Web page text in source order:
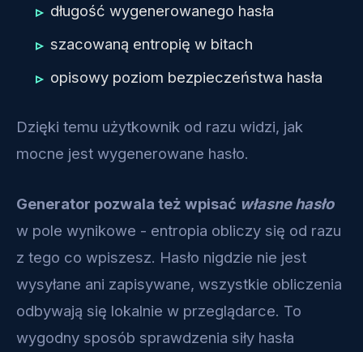
długość wygenerowanego hasła
szacowaną entropię w bitach
opisowy poziom bezpieczeństwa hasła
Dzięki temu użytkownik od razu widzi, jak
mocne jest wygenerowane hasło.
Generator pozwala też wpisać własne hasło
w pole wynikowe - entropia obliczy się od razu
z tego co wpiszesz. Hasło nigdzie nie jest
wysyłane ani zapisywane, wszystkie obliczenia
odbywają się lokalnie w przeglądarce. To
wygodny sposób sprawdzenia siły hasła